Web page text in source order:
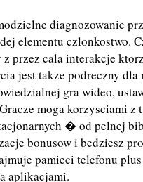
diagnozowanie
elementu czlonkostwo.
przez cala interakcje
jest takze podreczny
gra wideo,
moga korzysciami z
� od pelnej
bonusow i bedziesz
pamieci telefonu
aplikacjami.